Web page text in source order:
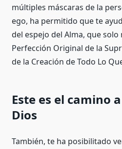
múltiples máscaras de la
ego, ha permitido que te
del espejo del Alma, que solo
Perfección Original de la
de la Creación de Todo Lo
Este es el camino
Dios
También, te ha posibilitado